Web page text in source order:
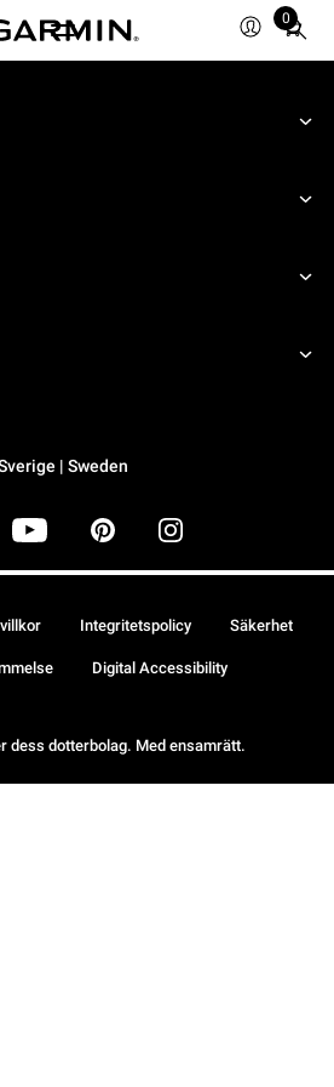
0
Total
items
cart:
| Sweden
dess dotterbolag. Med ensamrätt.
Integritetspolicy Säkerhet
Digital Accessibility